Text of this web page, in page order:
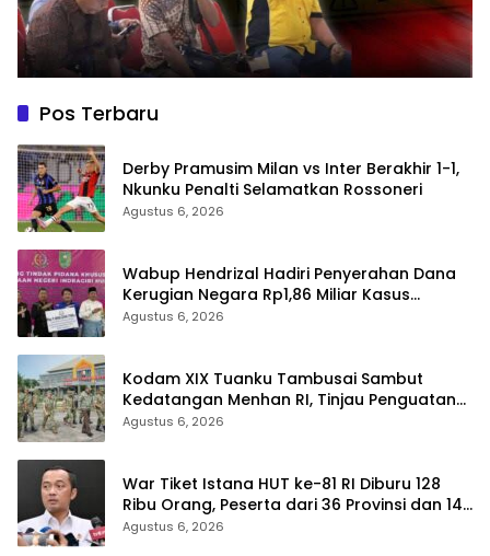
Pos Terbaru
Derby Pramusim Milan vs Inter Berakhir 1-1,
Nkunku Penalti Selamatkan Rossoneri
Agustus 6, 2026
Wabup Hendrizal Hadiri Penyerahan Dana
Kerugian Negara Rp1,86 Miliar Kasus
Korupsi BPR Indra Arta
Agustus 6, 2026
Kodam XIX Tuanku Tambusai Sambut
Kedatangan Menhan RI, Tinjau Penguatan
Yonif TP di Bengkalis dan Kampar
Agustus 6, 2026
War Tiket Istana HUT ke-81 RI Diburu 128
Ribu Orang, Peserta dari 36 Provinsi dan 14
Negara
Agustus 6, 2026